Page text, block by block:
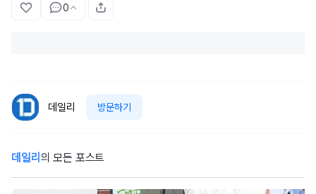
0
데일리 방문하기
데일리 의 모든 포스트